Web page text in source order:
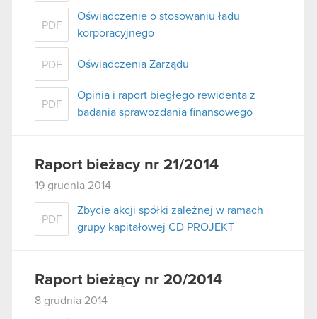
PDF
Oświadczenie o stosowaniu ładu
korporacyjnego
PDF Oświadczenia Zarządu
PDF
Opinia i raport biegłego rewidenta z
badania sprawozdania finansowego
Raport bieżacy nr 21/2014
19 grudnia 2014
PDF
Zbycie akcji spółki zależnej w ramach
grupy kapitałowej CD PROJEKT
Raport bieżący nr 20/2014
8 grudnia 2014